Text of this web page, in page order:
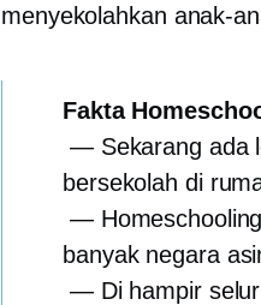
menyekolahkan anak-
Fakta
— Sekarang ada
bersekolah di
—
banyak negara
— Di hampir